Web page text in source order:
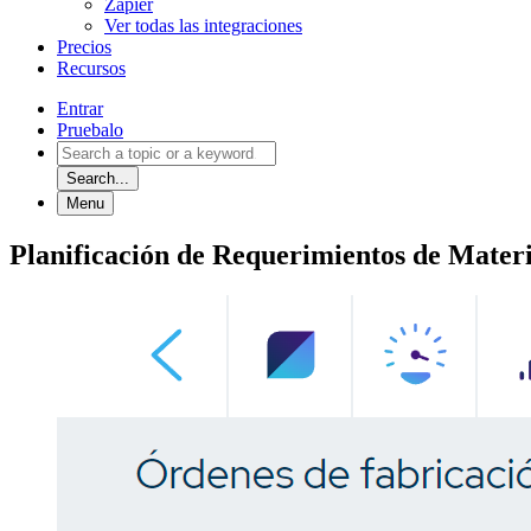
Ver todas las integraciones
Precios
Recursos
Entrar
Pruebalo
Search...
Menu
Planificación de Requerimientos de